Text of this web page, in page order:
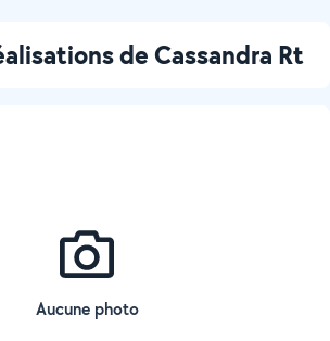
de Cassandra Rt
Aucune photo